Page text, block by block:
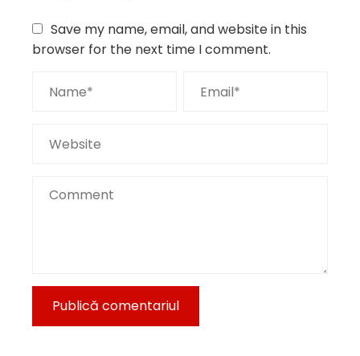
Save my name, email, and website in this
browser for the next time I comment.